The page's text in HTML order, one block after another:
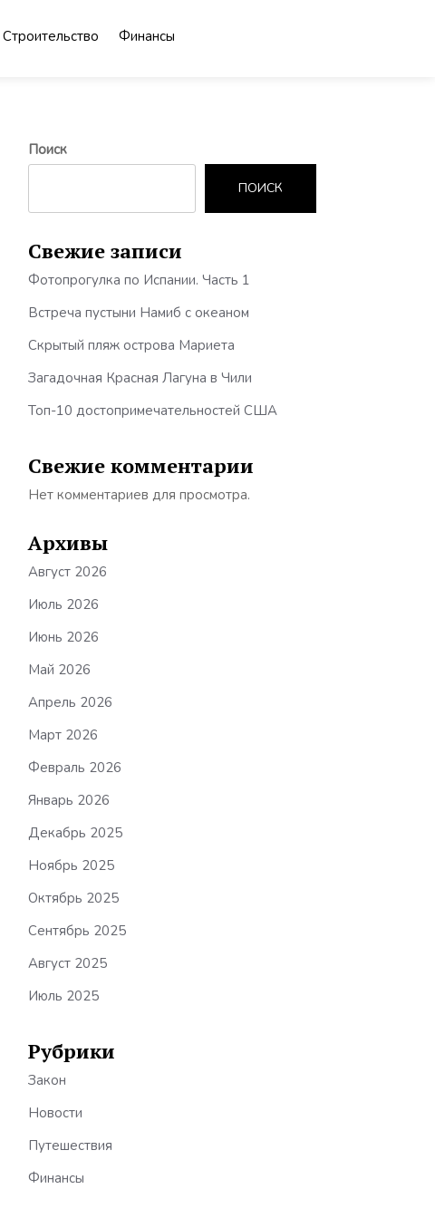
Строительство Финансы
Поиск
ПОИСК
Свежие записи
Фотопрогулка по Испании. Часть 1
Встреча пустыни Намиб с океаном
Скрытый пляж острова Мариета
Загадочная Красная Лагуна в Чили
Топ-10 достопримечательностей США
Свежие комментарии
Нет комментариев для просмотра.
Архивы
Август 2026
Июль 2026
Июнь 2026
Май 2026
Апрель 2026
Март 2026
Февраль 2026
Январь 2026
Декабрь 2025
Ноябрь 2025
Октябрь 2025
Сентябрь 2025
Август 2025
Июль 2025
Рубрики
Закон
Новости
Путешествия
Финансы